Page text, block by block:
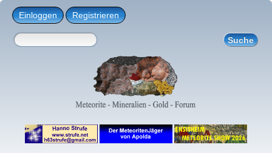
Einloggen Registrieren